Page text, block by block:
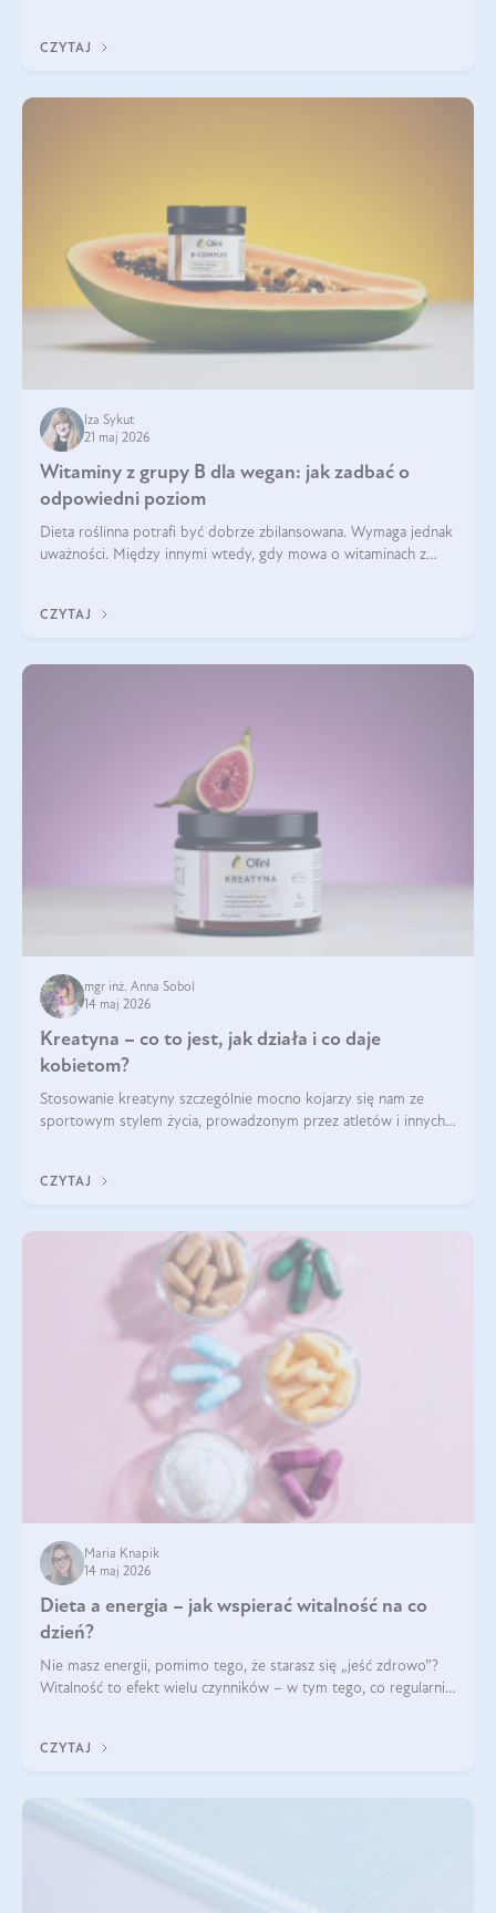
CZYTAJ
Iza Sykut
21 maj 2026
Witaminy z grupy B dla wegan: jak zadbać o
odpowiedni poziom
Dieta roślinna potrafi być dobrze zbilansowana. Wymaga jednak
uważności. Między innymi wtedy, gdy mowa o witaminach z
CZYTAJ
mgr inż. Anna Sobol
14 maj 2026
Kreatyna – co to jest, jak działa i co daje
kobietom?
Stosowanie kreatyny szczególnie mocno kojarzy się nam ze
sportowym stylem życia, prowadzonym przez atletów i innych
zwiększa masę
CZYTAJ
Maria Knapik
14 maj 2026
Dieta a energia – jak wspierać witalność na co
dzień?
Nie masz energii, pomimo tego, że starasz się „jeść zdrowo”?
Witalność to efekt wielu czynników – w tym tego, co regularnie
CZYTAJ